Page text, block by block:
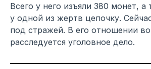
Всего у него изъяли 380 монет,
у одной из жертв цепочку.
под стражей. В его отношении
расследуется уголовное дело.